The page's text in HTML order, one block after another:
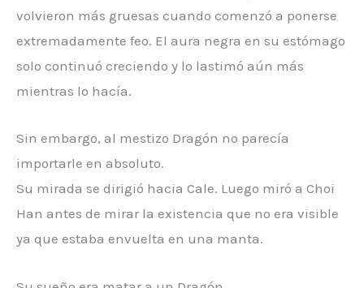
volvieron más gruesas cuando comenzó a ponerse
extremadamente feo. El aura negra en su estómago
solo continuó creciendo y lo lastimó aún más
mientras lo hacía.
Sin embargo, al mestizo Dragón no parecía
importarle en absoluto.
Su mirada se dirigió hacia Cale. Luego miró a Choi
Han antes de mirar la existencia que no era visible
ya que estaba envuelta en una manta.